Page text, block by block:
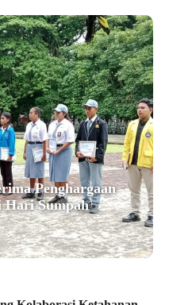
Penghargaan
Sumpah